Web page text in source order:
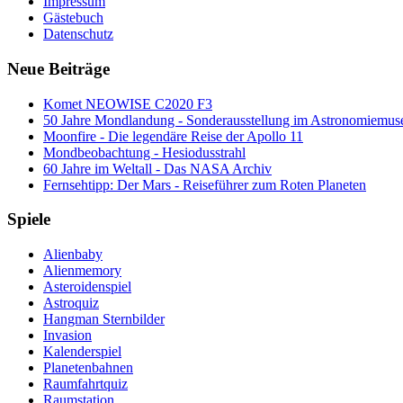
Gästebuch
Datenschutz
Neue Beiträge
Komet NEOWISE C2020 F3
50 Jahre Mondlandung - Sonderausstellung im
Moonfire - Die legendäre Reise der Apollo 11
Mondbeobachtung - Hesiodusstrahl
60 Jahre im Weltall - Das NASA Archiv
Fernsehtipp: Der Mars - Reiseführer zum Roten Planeten
Spiele
Alienbaby
Alienmemory
Asteroidenspiel
Astroquiz
Hangman Sternbilder
Invasion
Kalenderspiel
Planetenbahnen
Raumfahrtquiz